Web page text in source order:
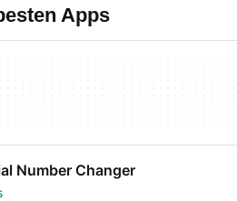
Apps
Number Changer